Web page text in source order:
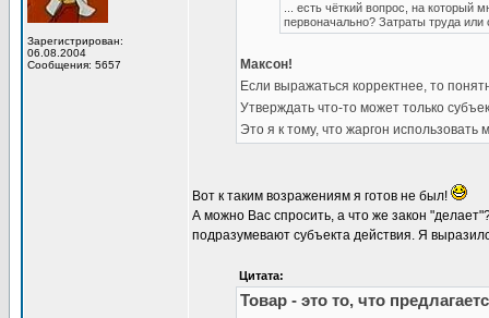
Зарегистрирован:
06.08.2004
Сообщения: 5657
... есть чёткий вопрос, на
первоначально? Затраты труда
Максон!
Если выражаться корректнее, то
Утверждать что-то может только
Это я к тому, что жаргон
Вот к таким возражениям я готов не был!
А можно Вас спросить, а что же закон
подразумевают субъекта действия. Я
Цитата:
Товар - это то, что